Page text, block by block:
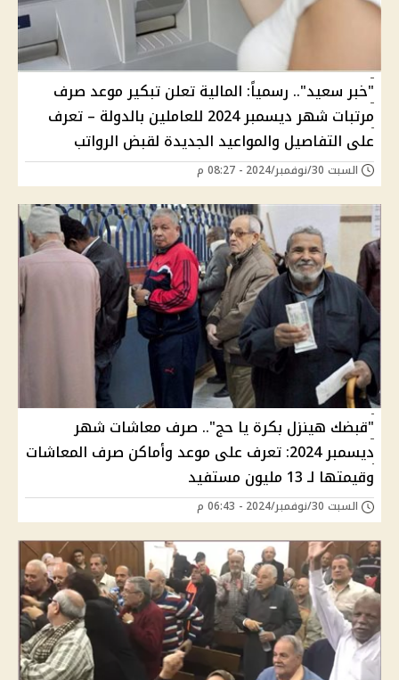
"خبر سعيد".. رسمياً: المالية تعلن تبكير موعد صرف
مرتبات شهر ديسمبر 2024 للعاملين بالدولة – تعرف
على التفاصيل والمواعيد الجديدة لقبض الرواتب
السبت 30/نوفمبر/2024 - 08:27 م
"قبضك هينزل بكرة يا حج".. صرف معاشات شهر
ديسمبر 2024: تعرف على موعد وأماكن صرف المعاشات
وقيمتها لـ 13 مليون مستفيد
السبت 30/نوفمبر/2024 - 06:43 م